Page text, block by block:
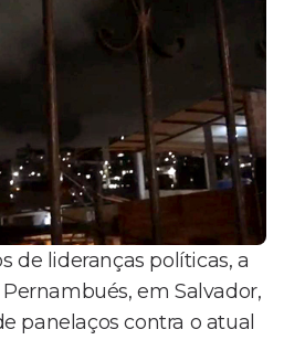
de lideranças políticas, a
em Salvador,
panelaços contra o atual